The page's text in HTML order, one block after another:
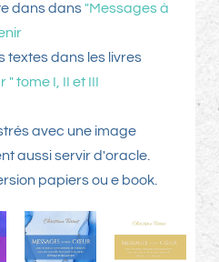
dans dans"Messages à
textes dans les livres
tome I, II et III
avec une image
aussi servir d'oracle.
papiers ou e book.